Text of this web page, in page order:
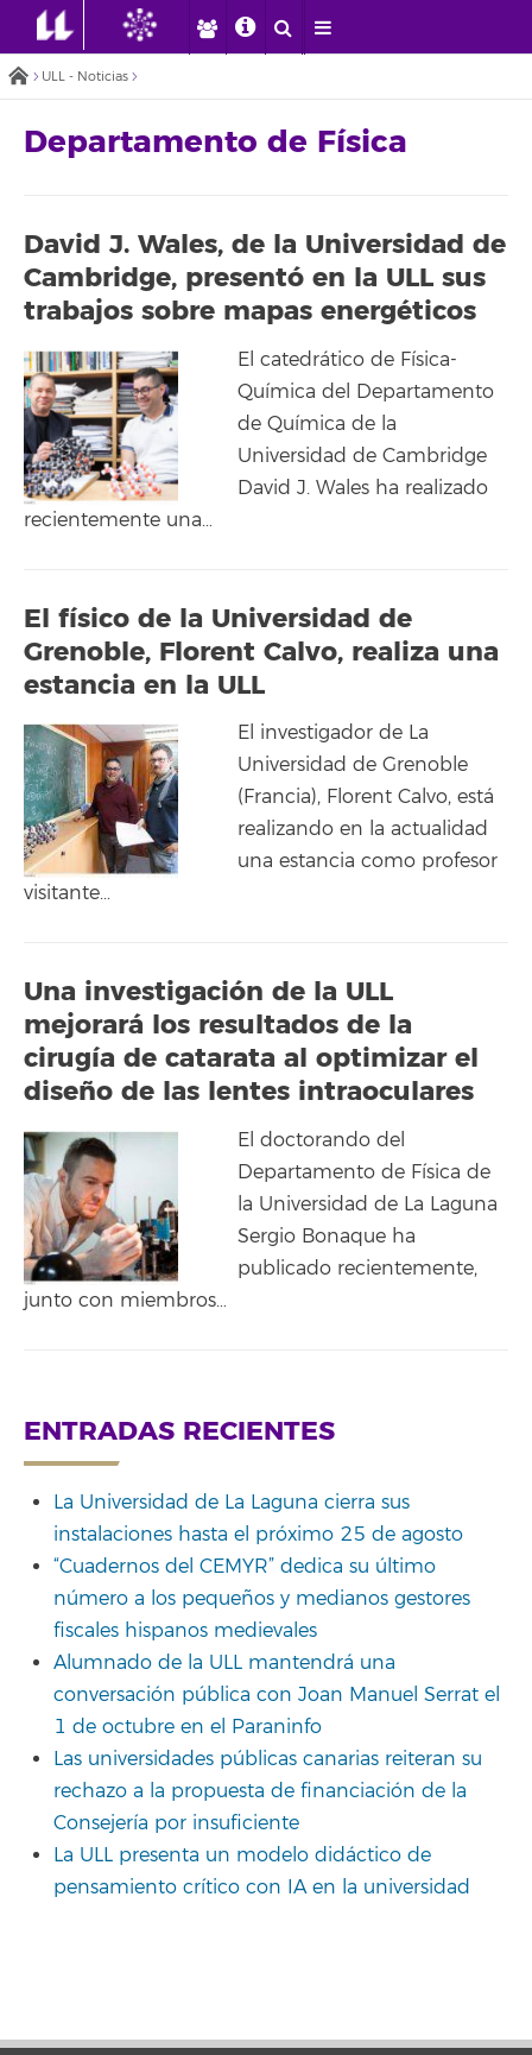
ULL - Noticias
Departamento de Física
David J. Wales, de la Universidad de
Cambridge, presentó en la ULL sus
trabajos sobre mapas energéticos
El catedrático de Física-
Química del Departamento
de Química de la
Universidad de Cambridge
David J. Wales ha realizado
recientemente una…
El físico de la Universidad de
Grenoble, Florent Calvo, realiza una
estancia en la ULL
El investigador de La
Universidad de Grenoble
(Francia), Florent Calvo, está
realizando en la actualidad
una estancia como profesor
visitante…
Una investigación de la ULL
mejorará los resultados de la
cirugía de catarata al optimizar el
diseño de las lentes intraoculares
El doctorando del
Departamento de Física de
la Universidad de La Laguna
Sergio Bonaque ha
publicado recientemente,
junto con miembros…
ENTRADAS RECIENTES
La Universidad de La Laguna cierra sus
instalaciones hasta el próximo 25 de agosto
“Cuadernos del CEMYR” dedica su último
número a los pequeños y medianos gestores
fiscales hispanos medievales
Alumnado de la ULL mantendrá una
conversación pública con Joan Manuel Serrat el
1 de octubre en el Paraninfo
Las universidades públicas canarias reiteran su
rechazo a la propuesta de financiación de la
Consejería por insuficiente
La ULL presenta un modelo didáctico de
pensamiento crítico con IA en la universidad